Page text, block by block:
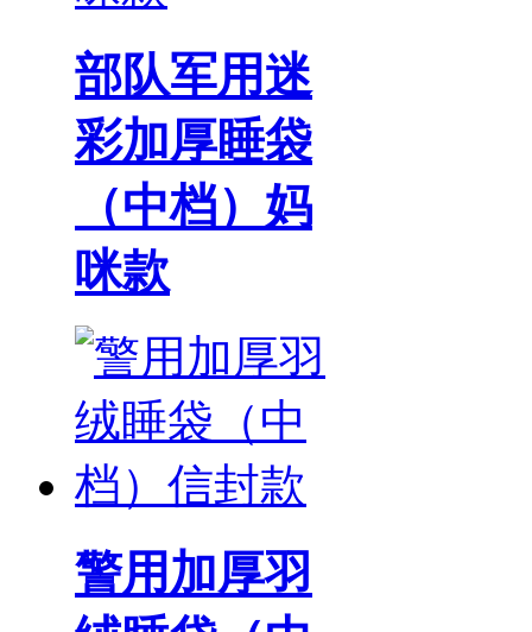
部队军用迷
彩加厚睡袋
（中档）妈
咪款
警用加厚羽